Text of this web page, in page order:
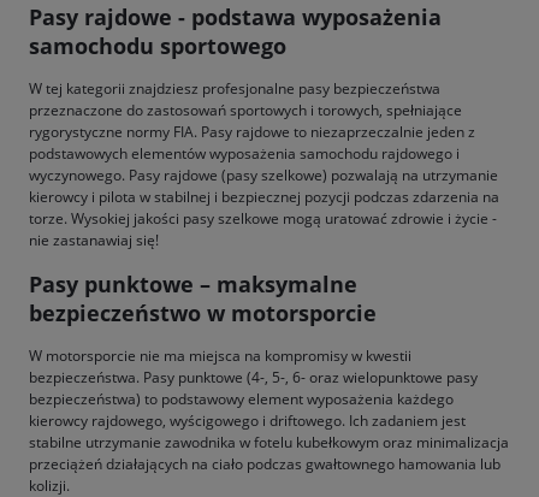
Pasy rajdowe - podstawa wyposażenia
samochodu sportowego
W tej kategorii znajdziesz profesjonalne pasy bezpieczeństwa
przeznaczone do zastosowań sportowych i torowych, spełniające
rygorystyczne normy FIA. Pasy rajdowe to niezaprzeczalnie jeden z
podstawowych elementów wyposażenia samochodu rajdowego i
wyczynowego. Pasy rajdowe (pasy szelkowe) pozwalają na utrzymanie
kierowcy i pilota w stabilnej i bezpiecznej pozycji podczas zdarzenia na
torze. Wysokiej jakości pasy szelkowe mogą uratować zdrowie i życie -
nie zastanawiaj się!
Pasy punktowe – maksymalne
bezpieczeństwo w motorsporcie
W motorsporcie nie ma miejsca na kompromisy w kwestii
bezpieczeństwa. Pasy punktowe (4-, 5-, 6- oraz wielopunktowe pasy
bezpieczeństwa) to podstawowy element wyposażenia każdego
kierowcy rajdowego, wyścigowego i driftowego. Ich zadaniem jest
stabilne utrzymanie zawodnika w fotelu kubełkowym oraz minimalizacja
przeciążeń działających na ciało podczas gwałtownego hamowania lub
kolizji.